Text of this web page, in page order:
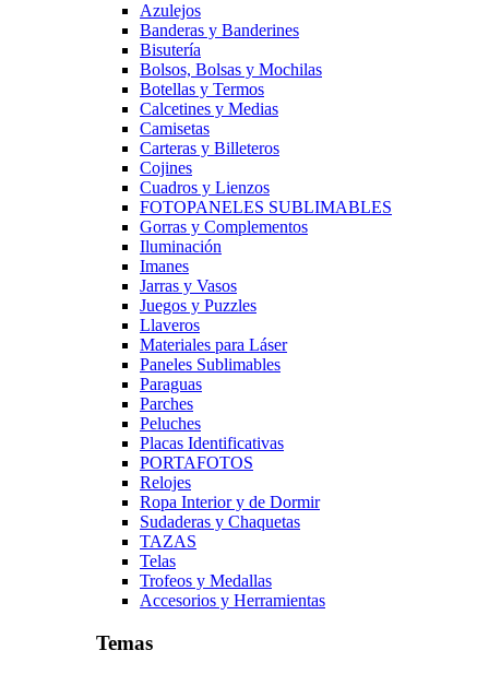
Azulejos
Banderas y Banderines
Bisutería
Bolsos, Bolsas y Mochilas
Botellas y Termos
Calcetines y Medias
Camisetas
Carteras y Billeteros
Cojines
Cuadros y Lienzos
FOTOPANELES SUBLIMABLES
Gorras y Complementos
Iluminación
Imanes
Jarras y Vasos
Juegos y Puzzles
Llaveros
Materiales para Láser
Paneles Sublimables
Paraguas
Parches
Peluches
Placas Identificativas
PORTAFOTOS
Relojes
Ropa Interior y de Dormir
Sudaderas y Chaquetas
TAZAS
Telas
Trofeos y Medallas
Accesorios y Herramientas
Temas